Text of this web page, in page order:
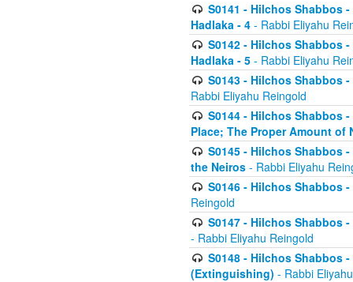
S0141 - Hilchos Shabbos
Hadlaka - 4 - Rabbi Eliyahu
S0142 - Hilchos Shabbos
Hadlaka - 5 - Rabbi Eliyahu
S0143 - Hilchos Shabbos
Rabbi Eliyahu Reingold
S0144 - Hilchos Shabbos
Place; The Proper Amount of
S0145 - Hilchos Shabbos
the Neiros - Rabbi Eliyahu
S0146 - Hilchos Shabbos
Reingold
S0147 - Hilchos Shabbos
- Rabbi Eliyahu Reingold
S0148 - Hilchos Shabbos
(Extinguishing) - Rabbi